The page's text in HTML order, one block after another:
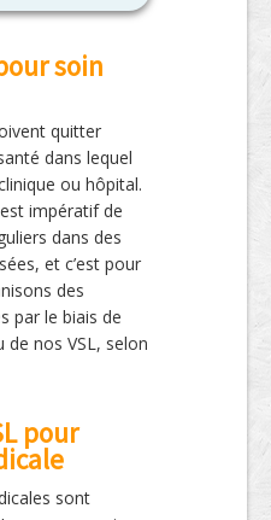
soin
quitter
dans lequel
ou hôpital.
impératif de
dans des
et c’est pour
des
par le biais de
nos VSL, selon
pour
sont